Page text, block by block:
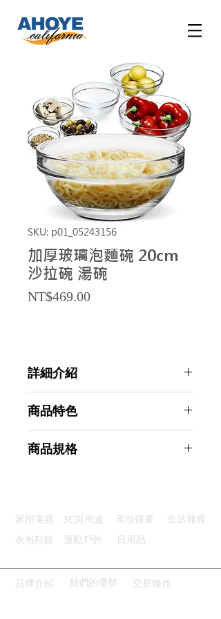
SKU: p01_05243156
加厚玻璃泡麵碗 20cm
沙拉碗 湯碗
NT$469.00Price
詳細介紹
商品特色
經典造型：通透乾淨簡約整潔優雅
商品規格
主要材質：玻璃
商品尺寸：20*20*9cm
產地名稱：中國大陸
代理商：亞桓有限公司
家用電器 3C與周邊 美妝保養
生活雜貨
衣包鞋錶
運動戶外 日用品
品牌介紹 我們的優勢 交易條件